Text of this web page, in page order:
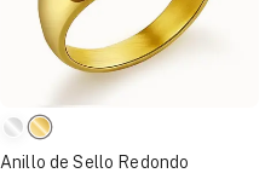
Anillo de Sello Redondo